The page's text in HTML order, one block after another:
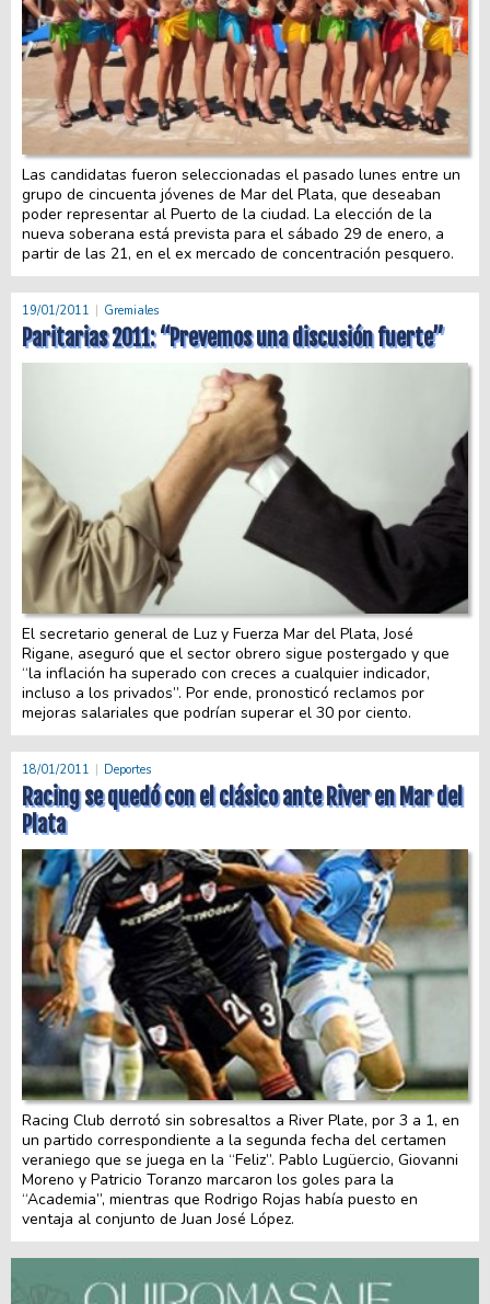
Las candidatas fueron seleccionadas el pasado lunes entre un
grupo de cincuenta jóvenes de Mar del Plata, que deseaban
poder representar al Puerto de la ciudad. La elección de la
nueva soberana está prevista para el sábado 29 de enero, a
partir de las 21, en el ex mercado de concentración pesquero.
19/01/2011 Gremiales
Paritarias 2011: “Prevemos una discusión fuerte”
El secretario general de Luz y Fuerza Mar del Plata, José
Rigane, aseguró que el sector obrero sigue postergado y que
“la inflación ha superado con creces a cualquier indicador,
incluso a los privados”. Por ende, pronosticó reclamos por
mejoras salariales que podrían superar el 30 por ciento.
18/01/2011 Deportes
Racing se quedó con el clásico ante River en Mar del
Plata
Racing Club derrotó sin sobresaltos a River Plate, por 3 a 1, en
un partido correspondiente a la segunda fecha del certamen
veraniego que se juega en la “Feliz”. Pablo Lugüercio, Giovanni
Moreno y Patricio Toranzo marcaron los goles para la
“Academia”, mientras que Rodrigo Rojas había puesto en
ventaja al conjunto de Juan José López.